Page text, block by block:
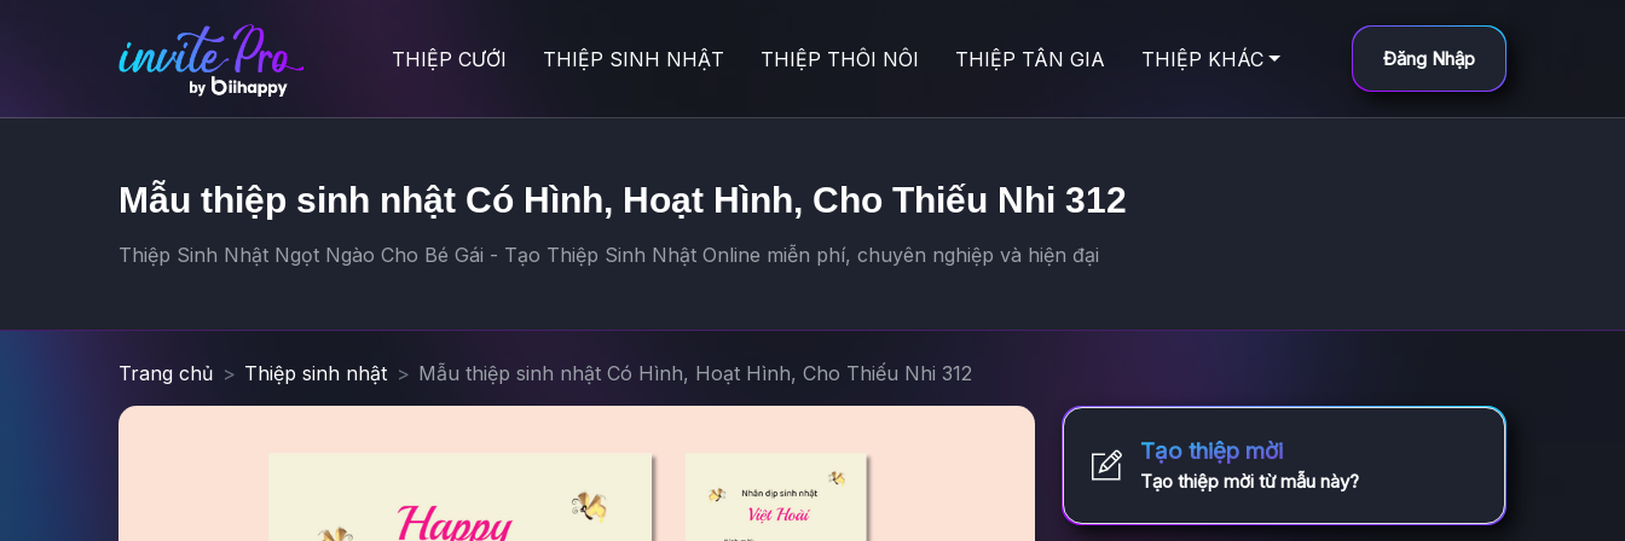
THIỆP CƯỚI THIỆP SINH NHẬT THIỆP THÔI NÔI THIỆP TÂN GIA THIỆP KHÁC Đăng Nhập
Mẫu thiệp sinh nhật Có Hình, Hoạt Hình, Cho Thiếu Nhi 312
Thiệp Sinh Nhật Ngọt Ngào Cho Bé Gái - Tạo Thiệp Sinh Nhật Online miễn phí, chuyên nghiệp và hiện đại
Trang chủ Thiệp sinh nhật Mẫu thiệp sinh nhật Có Hình, Hoạt Hình, Cho Thiếu Nhi 312
Tạo thiệp mời
Tạo thiệp mời từ mẫu này?